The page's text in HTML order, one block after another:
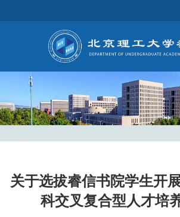
关于选拔睿信书院学生开
科交叉复合型人才培